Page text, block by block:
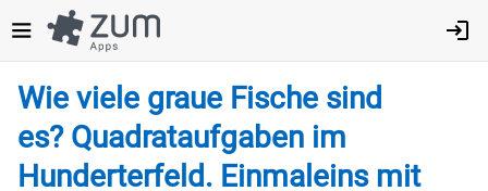
zum
Inhalt
Wie viele graue Fische sind
es? Quadrataufgaben im
Hunderterfeld. Einmaleins mit